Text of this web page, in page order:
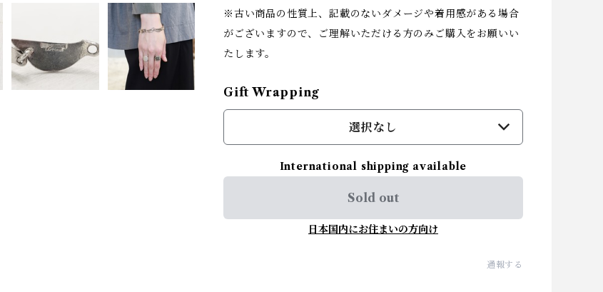
※古い商品の性質上、記載のないダメージや着用感がある場合
がございますので、ご理解いただける方のみご購入をお願いい
たします。
Gift Wrapping
選択なし
International shipping available
Sold out
日本国内にお住まいの方向け
通報する